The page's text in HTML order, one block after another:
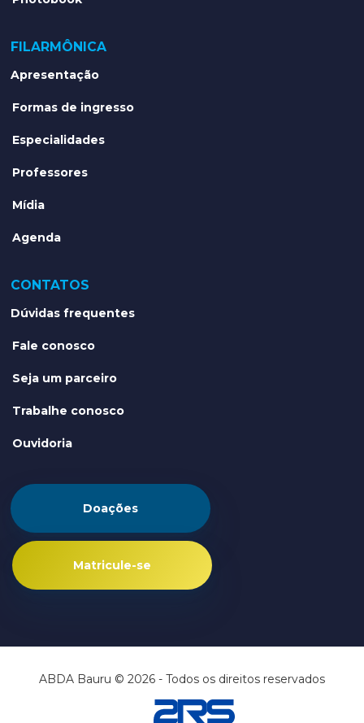
FILARMÔNICA
Apresentação
Formas de ingresso
Especialidades
Professores
Mídia
Agenda
CONTATOS
Dúvidas frequentes
Fale conosco
Seja um parceiro
Trabalhe conosco
Ouvidoria
Doações
Matricule-se
ABDA Bauru © 2026 - Todos os direitos reservados